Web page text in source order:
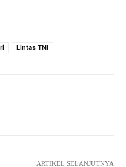
Lintas TNI
ARTIKEL SELANJUTNYA